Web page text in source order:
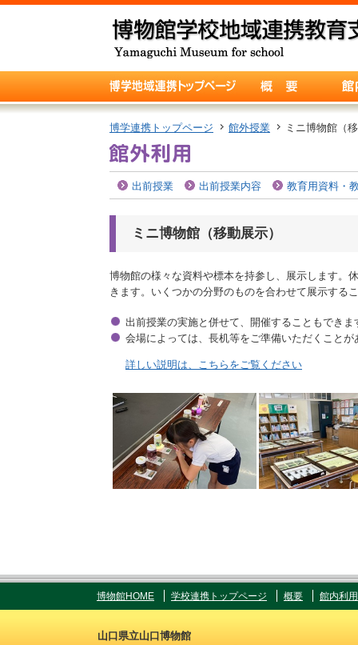
博学連携トップページ 館外授業 ミニ博物館（
出前授業 出前授業内容 教育用資料・
ミニ博物館（移動展示）
博物館の様々な資料や標本を持参し、展示します。
きます。いくつかの分野のものを合わせて展示する
出前授業の実施と併せて、開催することもできま
会場によっては、長机等をご準備いただくこと
詳しい説明は、こちらをご覧ください
博物館HOME 学校連携トップページ 概要 館内利用
山口県立山口博物館